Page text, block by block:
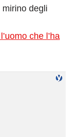
mirino degli
che l’ha